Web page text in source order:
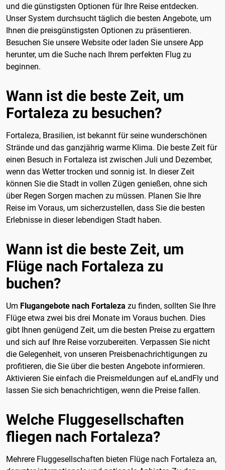
und die günstigsten Optionen für Ihre Reise entdecken.
Unser System durchsucht täglich die besten Angebote, um
Ihnen die preisgünstigsten Optionen zu präsentieren.
Besuchen Sie unsere Website oder laden Sie unsere App
herunter, um die Suche nach Ihrem perfekten Flug zu
beginnen.
Wann ist die beste Zeit, um
Fortaleza zu besuchen?
Fortaleza, Brasilien, ist bekannt für seine wunderschönen
Strände und das ganzjährig warme Klima. Die beste Zeit für
einen Besuch in Fortaleza ist zwischen Juli und Dezember,
wenn das Wetter trocken und sonnig ist. In dieser Zeit
können Sie die Stadt in vollen Zügen genießen, ohne sich
über Regen Sorgen machen zu müssen. Planen Sie Ihre
Reise im Voraus, um sicherzustellen, dass Sie die besten
Erlebnisse in dieser lebendigen Stadt haben.
Wann ist die beste Zeit, um
Flüge nach Fortaleza zu
buchen?
Um Flugangebote nach Fortaleza zu finden, sollten Sie Ihre
Flüge etwa zwei bis drei Monate im Voraus buchen. Dies
gibt Ihnen genügend Zeit, um die besten Preise zu ergattern
und sich auf Ihre Reise vorzubereiten. Verpassen Sie nicht
die Gelegenheit, von unseren Preisbenachrichtigungen zu
profitieren, die Sie über die besten Angebote informieren.
Aktivieren Sie einfach die Preismeldungen auf eLandFly und
lassen Sie sich benachrichtigen, wenn die Preise fallen.
Welche Fluggesellschaften
fliegen nach Fortaleza?
Mehrere Fluggesellschaften bieten Flüge nach Fortaleza an,